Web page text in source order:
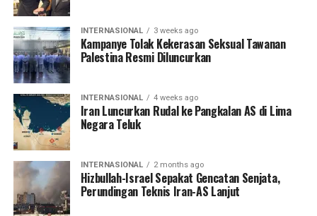
INTERNASIONAL 3 weeks ago
Kampanye Tolak Kekerasan Seksual Tawanan
Palestina Resmi Diluncurkan
INTERNASIONAL 4 weeks ago
Iran Luncurkan Rudal ke Pangkalan AS di Lima
Negara Teluk
INTERNASIONAL 2 months ago
Hizbullah-Israel Sepakat Gencatan Senjata,
Perundingan Teknis Iran-AS Lanjut